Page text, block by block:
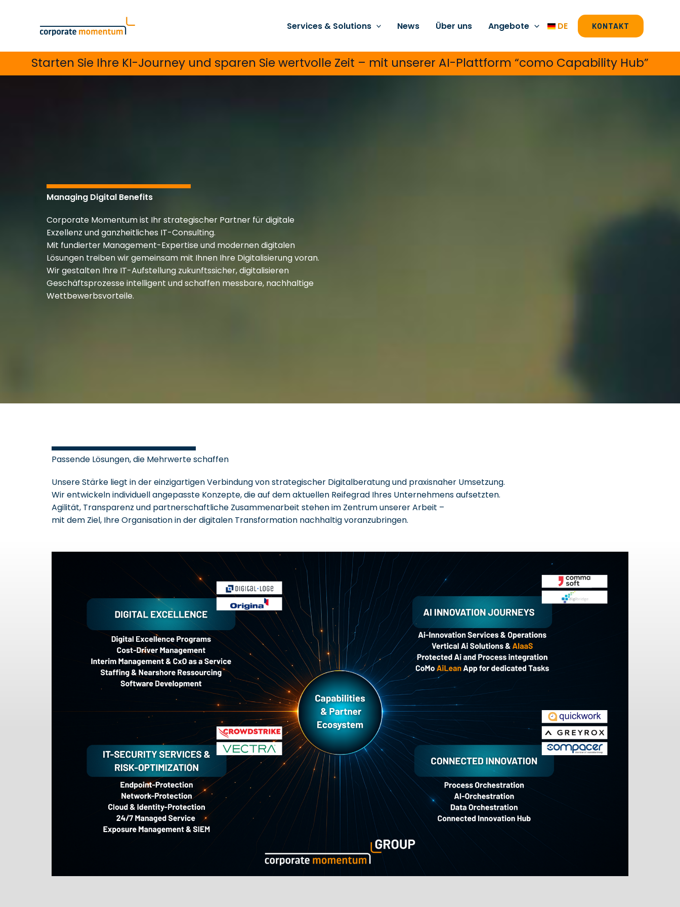
Services & Solutions News Über uns Angebote DE KONTAKT
Starten Sie Ihre KI-Journey und sparen Sie wertvolle Zeit – mit unserer AI-Plattform “como Capability Hub”
Managing Digital Benefits
Corporate Momentum ist Ihr strategischer Partner für digitale
Exzellenz und ganzheitliches IT-Consulting.
Mit fundierter Management-Expertise und modernen digitalen
Lösungen treiben wir gemeinsam mit Ihnen Ihre Digitalisierung voran.
Wir gestalten Ihre IT-Aufstellung zukunftssicher, digitalisieren
Geschäftsprozesse intelligent und schaffen messbare, nachhaltige
Wettbewerbsvorteile.
Passende Lösungen, die Mehrwerte schaffen
Unsere Stärke liegt in der einzigartigen Verbindung von strategischer Digitalberatung und praxisnaher Umsetzung.
Wir entwickeln individuell angepasste Konzepte, die auf dem aktuellen Reifegrad Ihres Unternehmens aufsetzten.
Agilität, Transparenz und partnerschaftliche Zusammenarbeit stehen im Zentrum unserer Arbeit –
mit dem Ziel, Ihre Organisation in der digitalen Transformation nachhaltig voranzubringen.